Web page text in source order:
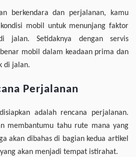
berkendara dan perjalanan, kamu
mobil untuk menunjang faktor
jalan. Setidaknya dengan servis
mobil dalam keadaan prima dan
di jalan.
Perjalanan
adalah rencana perjalanan.
membantumu tahu rute mana yang
akan dibahas di bagian kedua artikel
akan menjadi tempat istirahat.